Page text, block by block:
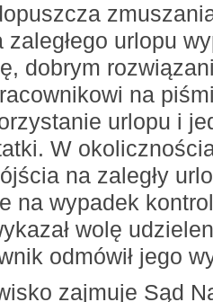
urlopu
dobrym
na
urlopu i
W
na zaległy
na wypadek
wolę
odmówił jego
zajmuje Sąd